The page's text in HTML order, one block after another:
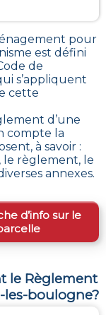
pour
est défini
de
s’appliquent
cette
d’une
compte la
à savoir :
le règlement, le
annexes.
d’info sur le
le Règlement
les-boulogne?